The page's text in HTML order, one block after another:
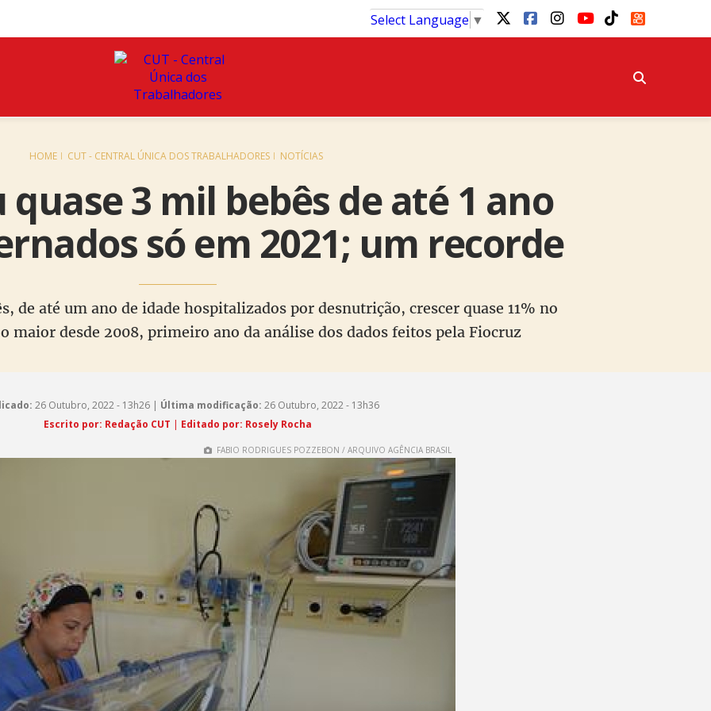
Select Language ▼
HOME CUT - CENTRAL ÚNICA DOS TRABALHADORES NOTÍCIAS
3 mil bebês de até 1 ano
só em 2021; um recorde
de até um ano de idade hospitalizados por desnutrição, crescer quase 11% no
maior desde 2008, primeiro ano da análise dos dados feitos pela Fiocruz
26 Outubro, 2022 - 13h26 | Última modificação: 26 Outubro, 2022 - 13h36
Escrito por: Redação CUT | Editado por: Rosely Rocha
FABIO RODRIGUES POZZEBON / ARQUIVO AGÊNCIA BRASIL